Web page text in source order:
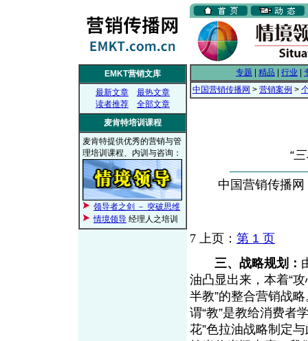
EMKT营销文库
最新文章
最热文章
读者推荐
全部文章
麦肯特培训课程
麦肯特提供优秀的营销与管
理培训课程、内训与咨询：
领导者之剑 － 突破思维
情境领导 经理人之培训
专题 精品 行业
中国营销传播网 > 营销案例 >
“
中国营销传播
7 上页： 第 1 页
三、战略规划：
油凸显出来，本着“
半教”的整合营销战
谓“教”是教给消费者
花”色拉油战略制定